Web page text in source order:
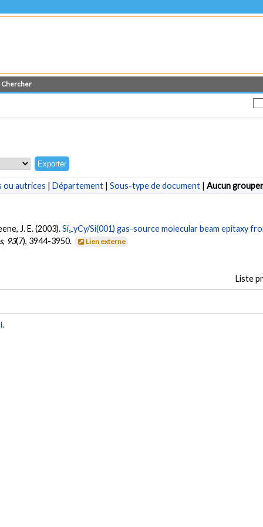
Chercher
ou autrices | Département| Sous-type de document| Aucun
J. E. (2003).Si₁₋yCy/Si(001) gas-source molecular beam epitaxy
, 93(7), 3944-3950. Lien externe
Liste
.